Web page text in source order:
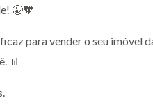
🤩🧡
para vender o seu imóvel
📊